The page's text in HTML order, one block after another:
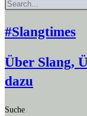
#Slangtimes
Über Slang,
dazu
Suche